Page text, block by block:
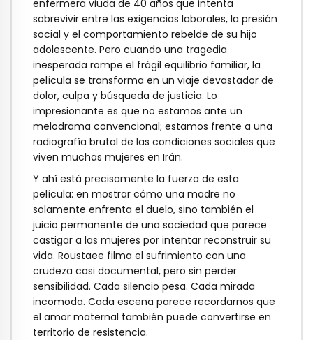
enfermera viuda de 40 años que intenta
sobrevivir entre las exigencias laborales, la presión
social y el comportamiento rebelde de su hijo
adolescente. Pero cuando una tragedia
inesperada rompe el frágil equilibrio familiar, la
película se transforma en un viaje devastador de
dolor, culpa y búsqueda de justicia. Lo
impresionante es que no estamos ante un
melodrama convencional; estamos frente a una
radiografía brutal de las condiciones sociales que
viven muchas mujeres en Irán.
Y ahí está precisamente la fuerza de esta
película: en mostrar cómo una madre no
solamente enfrenta el duelo, sino también el
juicio permanente de una sociedad que parece
castigar a las mujeres por intentar reconstruir su
vida. Roustaee filma el sufrimiento con una
crudeza casi documental, pero sin perder
sensibilidad. Cada silencio pesa. Cada mirada
incomoda. Cada escena parece recordarnos que
el amor maternal también puede convertirse en
territorio de resistencia.